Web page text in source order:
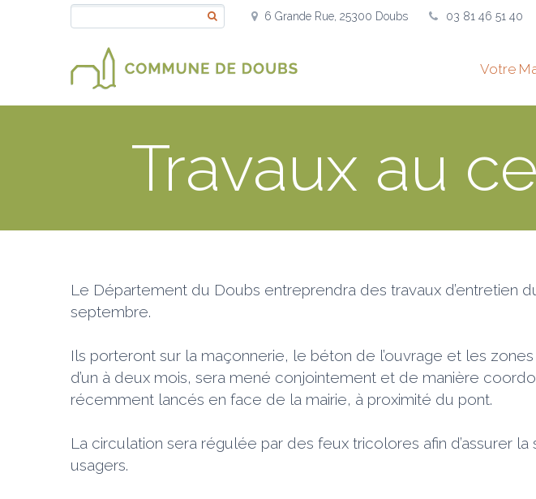
6 Grande Rue, 25300 Doubs 03 81 46 51 40
Votre
Travaux au
Le Département du Doubs entreprendra des travaux d’entretien
septembre.
Ils porteront sur la maçonnerie, le béton de l’ouvrage et les
d’un à deux mois, sera mené conjointement et de manière
récemment lancés en face de la mairie, à proximité du pont.
La circulation sera régulée par des feux tricolores afin d’assurer
usagers.